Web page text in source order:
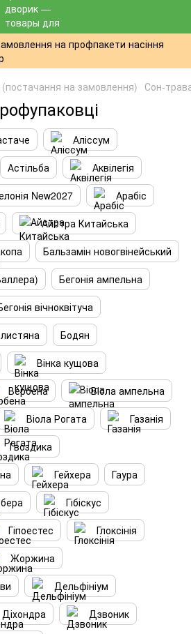
на профпакети насіння
на замовлення) Сон-
Аліссум
Астільба
Аквілегія
New2027
Арабіс
Айстра Китайська
Бальзамін новогвінейський
Бегонія ампельна
вічноквітуча
Бодян
Вінка кущова
Вербена
Віола ампельна
Віола Рогата
Газанія
Гвоздика
Гейхера
Гаура
Гібіскус
Гіпоестес
Глоксінія
Жоржина
Дельфініум
Діхондра
Дзвоник